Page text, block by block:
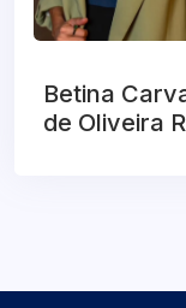
Betina
de Oliveira